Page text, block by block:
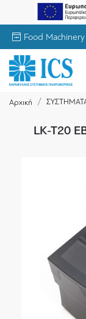
Food Machinery
Αρχική
LK-T20